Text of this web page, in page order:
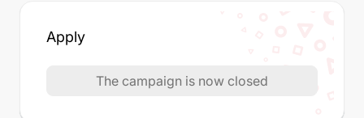
Apply
The campaign is now closed